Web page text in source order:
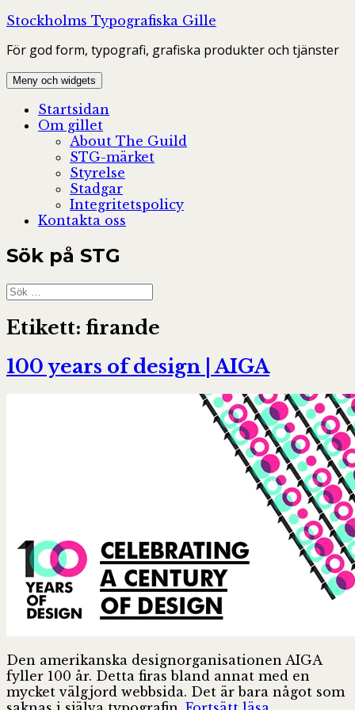
Hoppa
innehåll
Stockholms Typografiska Gille
För god form, typografi, grafiska produkter och tjänster
Meny och widgets
Startsidan
Om gillet
About The Guild
STG-märket
Styrelse
Stadgar
Integritetspolicy
Kontakta oss
Sök på STG
Sök
efter:
Etikett: firande
100 years of design | AIGA
Den amerikanska designorganisationen AIGA
fyller 100 år. Detta firas bland annat med en
mycket välgjord webbsida. Det är bara något som